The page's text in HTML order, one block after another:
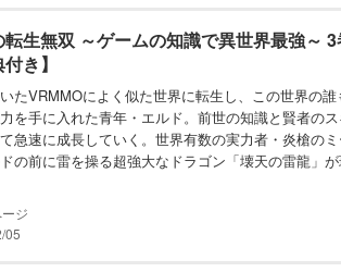
生無双 ～ゲームの知識で異世界最強～
き】
たVRMMOによく似た世界に転生し、この世界の
を手に入れた青年・エルド。前世の知識と賢者の
急速に成長していく。世界有数の実力者・炎槍の
の前に雷を操る超強大なドラゴン「壊天の雷龍」
05